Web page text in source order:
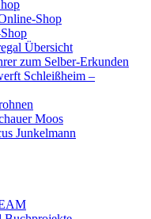
Shop
Übersicht
zum Selber-Erkunden
Schleißheim –
Moos
Junkelmann